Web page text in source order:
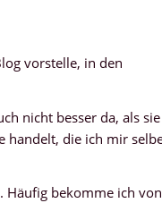
vorstelle, in den
nicht besser da, als sie
handelt, die ich mir
Häufig bekomme ich von